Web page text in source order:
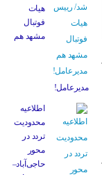
هیات
فوتبال
مشهد هم
مدیرعامل!
اطلاعیه
محدودیت
تردد در
محور
حاجی‌آباد–